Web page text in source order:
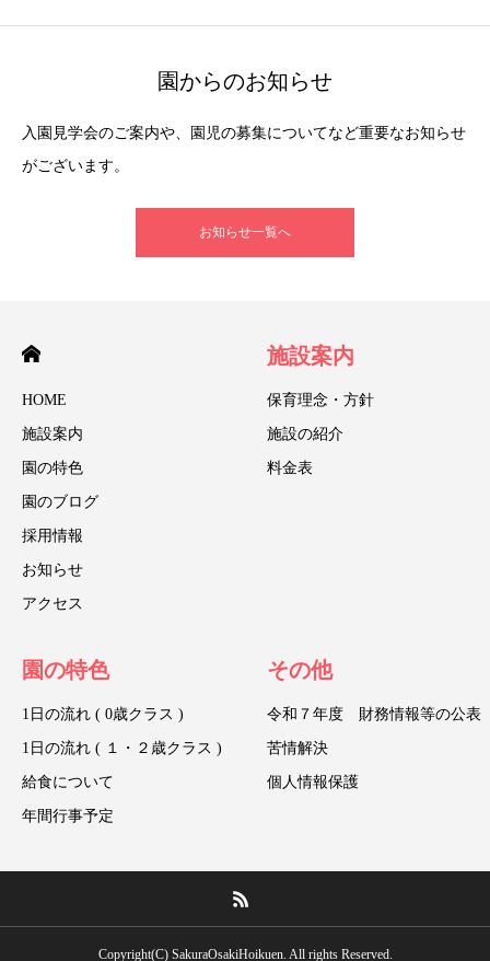
園からのお知らせ
入園見学会のご案内や、園児の募集についてなど重要なお知らせ
がございます。
お知らせ一覧へ
HOME
施設案内
園の特色
園のブログ
採用情報
お知らせ
アクセス
施設案内
保育理念・方針
施設の紹介
料金表
園の特色
1日の流れ ( 0歳クラス )
1日の流れ ( １・２歳クラス )
給食について
年間行事予定
その他
令和７年度 財務情報等の公表
苦情解決
個人情報保護
Copyright(C) SakuraOsakiHoikuen. All rights Reserved.